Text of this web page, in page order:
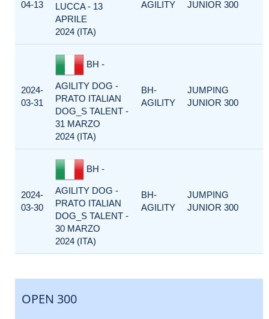
04-13
LUCCA - 13
APRILE
2024 (ITA)
AGILITY JUNIOR 300
2024-
03-31
BH -
AGILITY DOG -
PRATO ITALIAN
DOG_S TALENT -
31 MARZO
2024 (ITA)
BH-
AGILITY
JUMPING
JUNIOR 300
2024-
03-30
BH -
AGILITY DOG -
PRATO ITALIAN
DOG_S TALENT -
30 MARZO
2024 (ITA)
BH-
AGILITY
JUMPING
JUNIOR 300
OPEN 300